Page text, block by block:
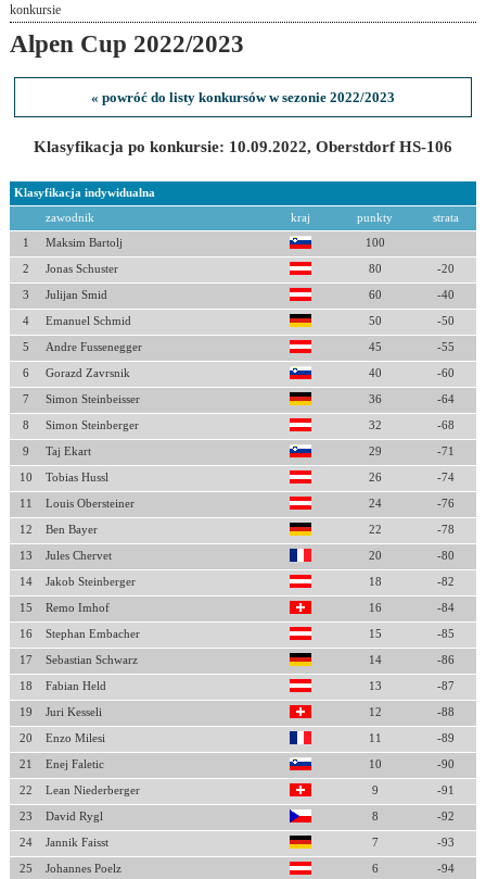
konkursie
Alpen Cup 2022/2023
« powróć do listy konkursów w sezonie 2022/2023
Klasyfikacja po konkursie: 10.09.2022, Oberstdorf HS-106
Klasyfikacja indywidualna
zawodnik kraj punkty strata
1 Maksim Bartolj 100
2 Jonas Schuster 80 -20
3 Julijan Smid 60 -40
4 Emanuel Schmid 50 -50
5 Andre Fussenegger 45 -55
6 Gorazd Zavrsnik 40 -60
7 Simon Steinbeisser 36 -64
8 Simon Steinberger 32 -68
9 Taj Ekart 29 -71
10 Tobias Hussl 26 -74
11 Louis Obersteiner 24 -76
12 Ben Bayer 22 -78
13 Jules Chervet 20 -80
14 Jakob Steinberger 18 -82
15 Remo Imhof 16 -84
16 Stephan Embacher 15 -85
17 Sebastian Schwarz 14 -86
18 Fabian Held 13 -87
19 Juri Kesseli 12 -88
20 Enzo Milesi 11 -89
21 Enej Faletic 10 -90
22 Lean Niederberger 9 -91
23 David Rygl 8 -92
24 Jannik Faisst 7 -93
25 Johannes Poelz 6 -94